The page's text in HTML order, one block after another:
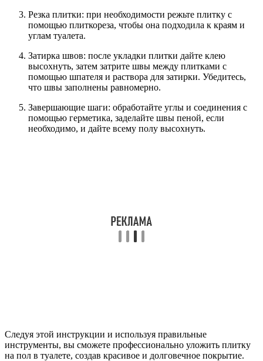
Резка плитки: при необходимости режьте плитку с
помощью плиткореза, чтобы она подходила к краям и
углам туалета.
Затирка швов: после укладки плитки дайте клею
высохнуть, затем затрите швы между плитками с
помощью шпателя и раствора для затирки. Убедитесь,
что швы заполнены равномерно.
Завершающие шаги: обработайте углы и соединения с
помощью герметика, заделайте швы пеной, если
необходимо, и дайте всему полу высохнуть.
Следуя этой инструкции и используя правильные
инструменты, вы сможете профессионально уложить плитку
на пол в туалете, создав красивое и долговечное покрытие.